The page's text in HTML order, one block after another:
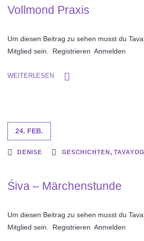
Vollmond Praxis
Um diesen Beitrag zu sehen musst du
Mitglied sein. Registrieren Anmelden
WEITERLESEN
24. FEB.
DENISE GESCHICHTEN,
Śiva – Märchenstunde
Um diesen Beitrag zu sehen musst du
Mitglied sein. Registrieren Anmelden